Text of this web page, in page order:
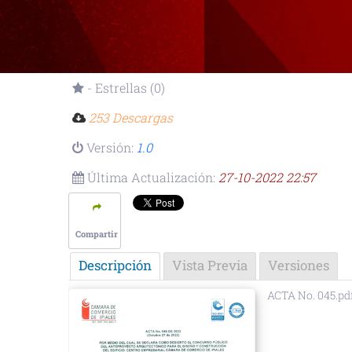
- Estrellas (0)
253 Descargas
Versión: 1.0
Última Actualización: 27-10-2022 22:57
Compartir
Descripción Vista Previa Versiones
ACTA No.